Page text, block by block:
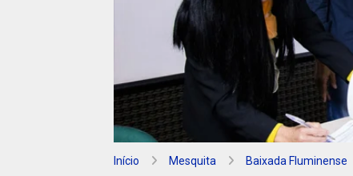
Início Mesquita Baixada Fluminense